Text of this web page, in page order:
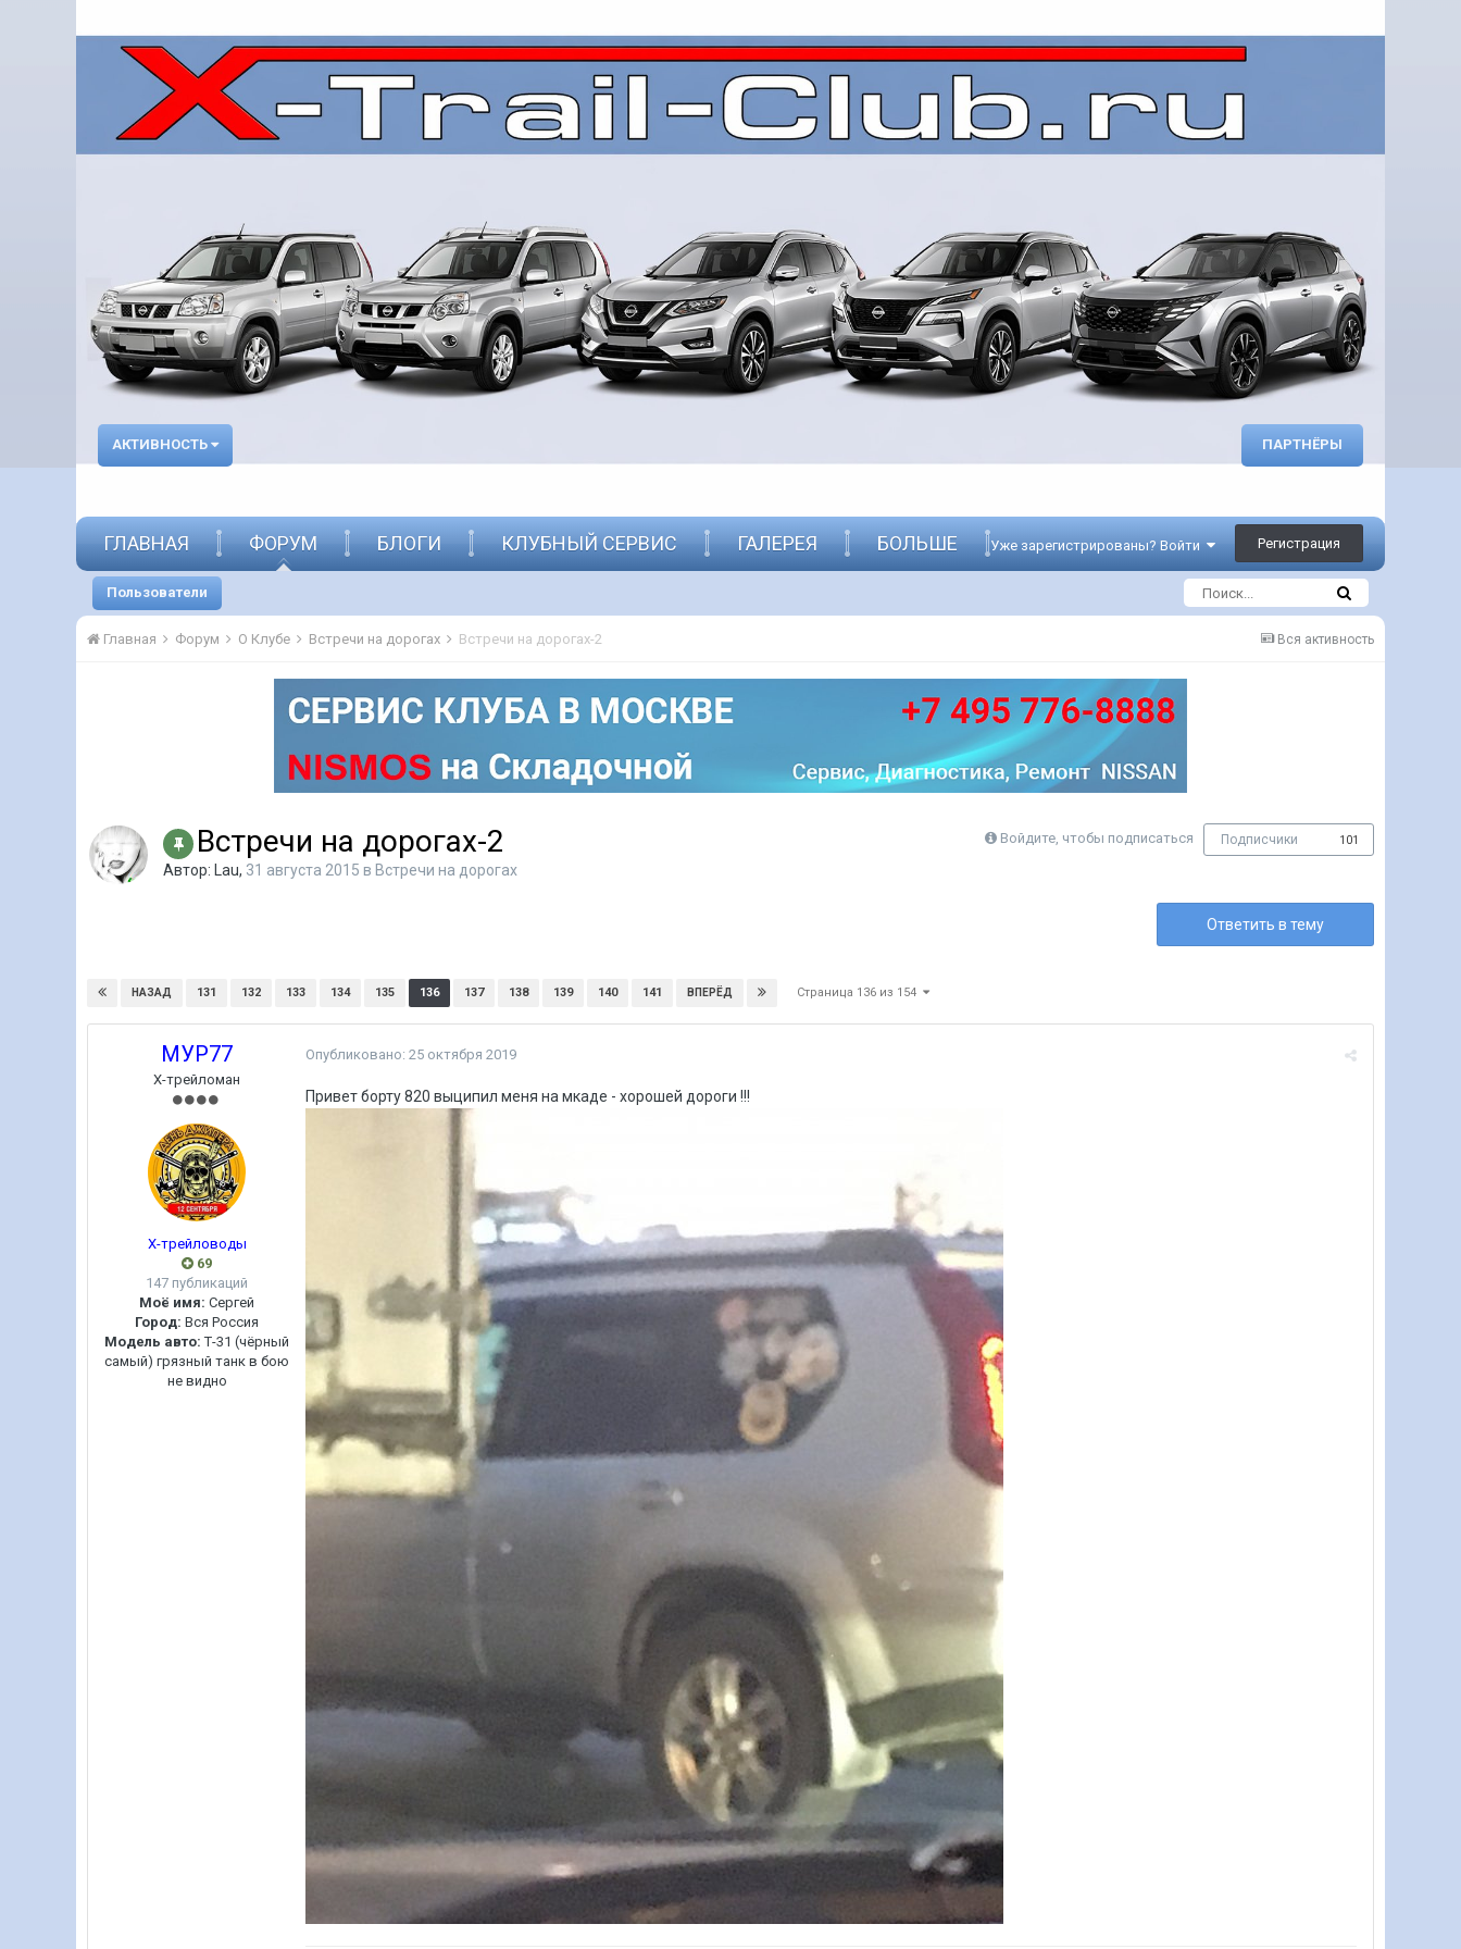
АКТИВНОСТЬ ПАРТНЁРЫ
Уже зарегистрированы? Войти Регистрация
ГЛАВНАЯ ФОРУМ
Пользователи
БЛОГИ КЛУБНЫЙ СЕРВИС ГАЛЕРЕЯ БОЛЬШЕ
Вся активность
Главная Форум О Клубе Встречи на дорогах Встречи на дорогах-2
Войдите, чтобы подписаться Подписчики 101
Встречи на дорогах-2
Автор: Lau, 31 августа 2015 в Встречи на дорогах
Ответить в тему
НАЗАД 131 132 133 134 135 136 137 138 139 140 141 ВПЕРЁД Страница 136 из 154
МУР77
Х-трейломан
Х-трейловоды
69
147 публикаций
Моё имя: Сергей
Город: Вся Россия
Модель авто: Т-31 (чёрный
самый) грязный танк в бою
не видно
Опубликовано: 25 октября 2019
Привет борту 820 выципил меня на мкаде - хорошей дороги !!!